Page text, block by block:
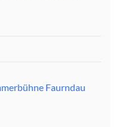
Faurndau